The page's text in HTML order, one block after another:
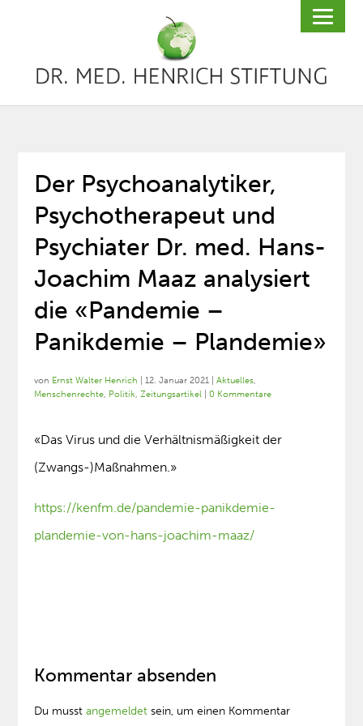
Der Psychoanalytiker,
Psychotherapeut und
Psychiater Dr. med. Hans-
Joachim Maaz analysiert
die «Pandemie –
Panikdemie – Plandemie»
von Ernst Walter Henrich |12. Januar 2021 |Aktuelles,
Menschenrechte, Politik,Zeitungsartikel |0 Kommentare
«Das Virus und die Verhältnismäßigkeit der
(Zwangs-)Maßnahmen.»
https://kenfm.de/pandemie-panikdemie-
plandemie-von-hans-joachim-maaz/
Kommentar absenden
Du musstangemeldet sein, um einen Kommentar